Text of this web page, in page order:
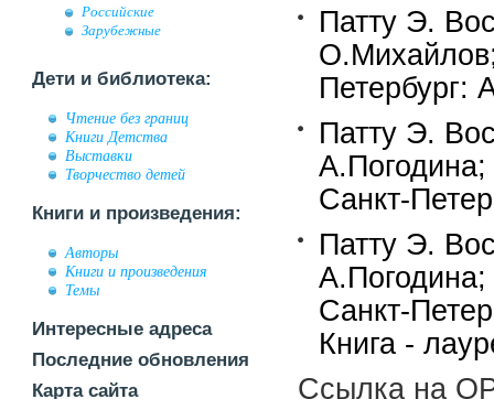
Российские
Зарубежные
Дети и библиотека:
Чтение без границ
Книги Детства
Выставки
Творчество детей
Книги и произведения:
Авторы
Книги и произведения
Темы
Интересные адреса
Последние обновления
Карта сайта
Патту Э.
Петербург:
Патту Э.
Санкт-
Патту Э.
Санкт-
Книга -
Ссылка на